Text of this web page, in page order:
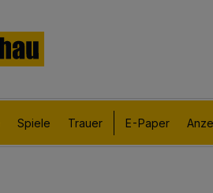
Spiele Trauer E-Paper